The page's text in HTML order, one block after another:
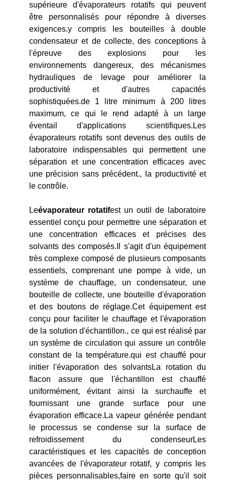
supérieure d'évaporateurs rotatifs qui peuvent
être personnalisés pour répondre à diverses
exigences.y compris les bouteilles à double
condensateur et de collecte, des conceptions à
l'épreuve des explosions pour les
environnements dangereux, des mécanismes
hydrauliques de levage pour améliorer la
productivité et d'autres capacités
sophistiquées.de 1 litre minimum à 200 litres
maximum, ce qui le rend adapté à un large
éventail d'applications scientifiques.Les
évaporateurs rotatifs sont devenus des outils de
laboratoire indispensables qui permettent une
séparation et une concentration efficaces avec
une précision sans précédent., la productivité et
le contrôle.
Leévaporateur rotatifest un outil de laboratoire
essentiel conçu pour permettre une séparation et
une concentration efficaces et précises des
solvants des composés.Il s'agit d'un équipement
très complexe composé de plusieurs composants
essentiels, comprenant une pompe à vide, un
système de chauffage, un condensateur, une
bouteille de collecte, une bouteille d'évaporation
et des boutons de réglage.Cet équipement est
conçu pour faciliter le chauffage et l'évaporation
de la solution d'échantillon., ce qui est réalisé par
un système de circulation qui assure un contrôle
constant de la température.qui est chauffé pour
initier l'évaporation des solvantsLa rotation du
flacon assure que l'échantillon est chauffé
uniformément, évitant ainsi la surchauffe et
fournissant une grande surface pour une
évaporation efficace.La vapeur générée pendant
le processus se condense sur la surface de
refroidissement du condenseurLes
caractéristiques et les capacités de conception
avancées de l'évaporateur rotatif, y compris les
pièces personnalisables,faire en sorte qu'il soit